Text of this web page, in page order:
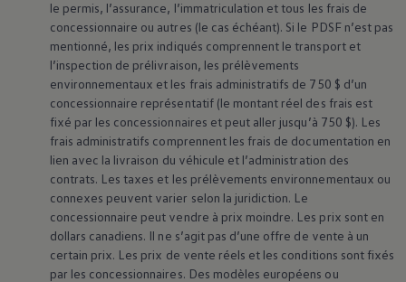
le permis, l’assurance, l’immatriculation et tous les frais de
concessionnaire ou autres (le cas échéant). Si le PDSF n’est pas
mentionné, les prix indiqués comprennent le transport et
l’inspection de prélivraison, les prélèvements
environnementaux et les frais administratifs de 750 $ d’un
concessionnaire représentatif (le montant réel des frais est
fixé par les concessionnaires et peut aller jusqu’à 750 $). Les
frais administratifs comprennent les frais de documentation en
lien avec la livraison du véhicule et l’administration des
contrats. Les taxes et les prélèvements environnementaux ou
connexes peuvent varier selon la juridiction. Le
concessionnaire peut vendre à prix moindre. Les prix sont en
dollars canadiens. Il ne s’agit pas d’une offre de vente à un
certain prix. Les prix de vente réels et les conditions sont fixés
par les concessionnaires. Des modèles européens ou